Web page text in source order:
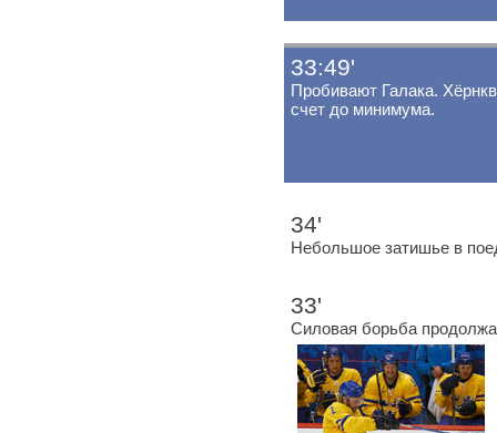
33:49'
Пробивают Галака.
счет до минимума.
34'
Небольшое затишье в
33'
Силовая борьба